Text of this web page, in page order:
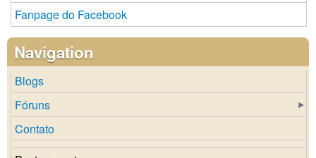
Fanpage do Facebook
Navigation
Blogs
Fóruns
Contato